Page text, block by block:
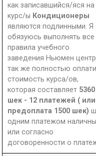
как записавшийся/яся на
курс/ы Кондиционеры
являются подлинными. Я
обязуюсь выполнять все
правила учебного
заведения Ньюмен
так же полностью
стоимость курса/ов,
которая составляет 5360
шек - 12 платежей ( или
предоплата 1500 шек)
одним платежом
или согласно
договоренности о